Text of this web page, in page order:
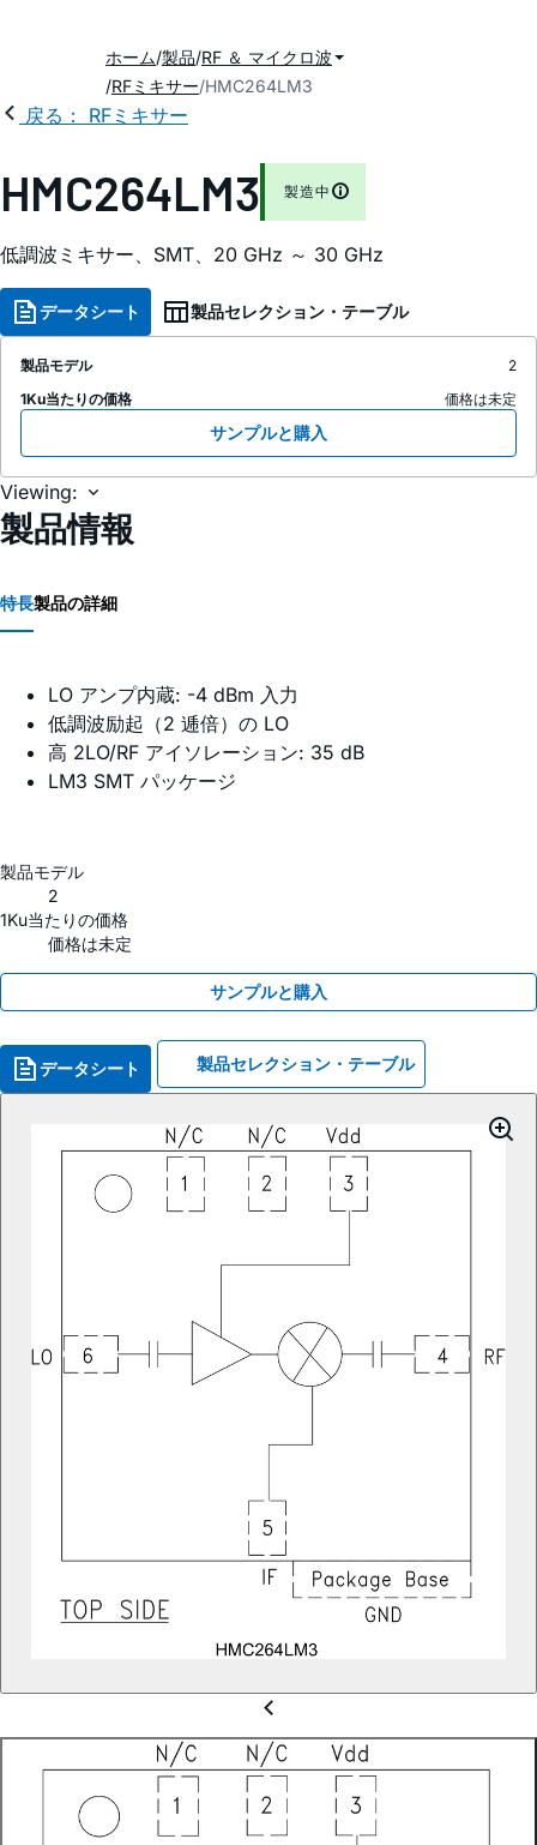
ホーム 製品 RF ＆ マイクロ波
RFミキサー HMC264LM3
戻る： RFミキサー
HMC264LM3 製造中
低調波ミキサー、SMT、20 GHz ～ 30 GHz
データシート 製品セレクション・テーブル
製品モデル
2
1Ku当たりの価格
価格は未定
サンプルと購入
Viewing:
製品情報
特長製品の詳細
LO アンプ内蔵: -4 dBm 入力
低調波励起（2 逓倍）の LO
高 2LO/RF アイソレーション: 35 dB
LM3 SMT パッケージ
製品モデル
2
1Ku当たりの価格
価格は未定
サンプルと購入
データシート 製品セレクション・テーブル